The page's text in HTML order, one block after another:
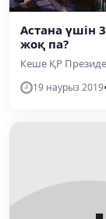
Астана үшін
жоқ па?
Кеше ҚР
19 наурыз 2019